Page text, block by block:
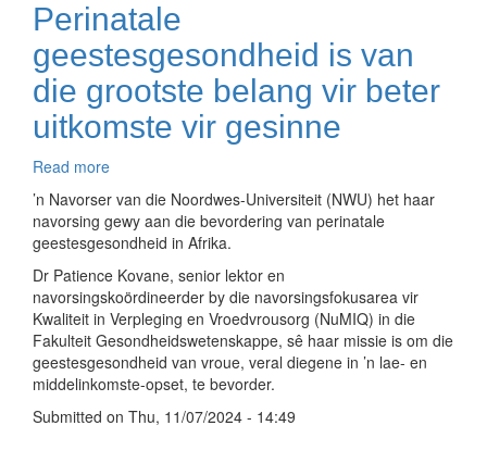
Perinatale
geestesgesondheid is van
die grootste belang vir beter
uitkomste vir gesinne
Read more
Perinatale
geestesgesondheid
is
van
die
grootste
belang
vir
beter
uitkomste
gesinne
’n Navorser van die Noordwes-Universiteit (NWU) het haar
navorsing gewy aan die bevordering van perinatale
geestesgesondheid in Afrika.
Dr Patience Kovane, senior lektor en
navorsingskoördineerder by die navorsingsfokusarea vir
Kwaliteit in Verpleging en Vroedvrousorg (NuMIQ) in die
Fakulteit Gesondheidswetenskappe, sê haar missie is om die
geestesgesondheid van vroue, veral diegene in ’n lae- en
middelinkomste-opset, te bevorder.
Submitted on Thu, 11/07/2024 - 14:49